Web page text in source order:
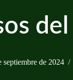
septiembre de 2024